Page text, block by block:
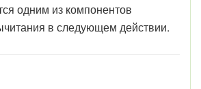
одним из компонентов
в следующем действии.